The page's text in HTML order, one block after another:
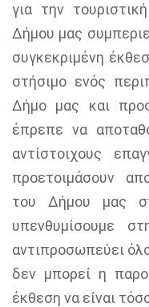
για την
Δήμου μας
συγκεκριμένη
στήσιμο ενός
Δήμο μας και
έπρεπε να
αντίστοιχους
προετοιμάσουν
του Δήμου μας
υπενθυμίσουμε
αντιπροσωπεύει
δεν μπορεί η
έκθεση να είναι